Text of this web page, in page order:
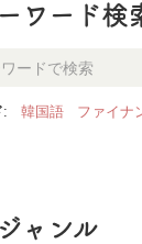
ワード検
: 韓国語
ファイナ
ャンル